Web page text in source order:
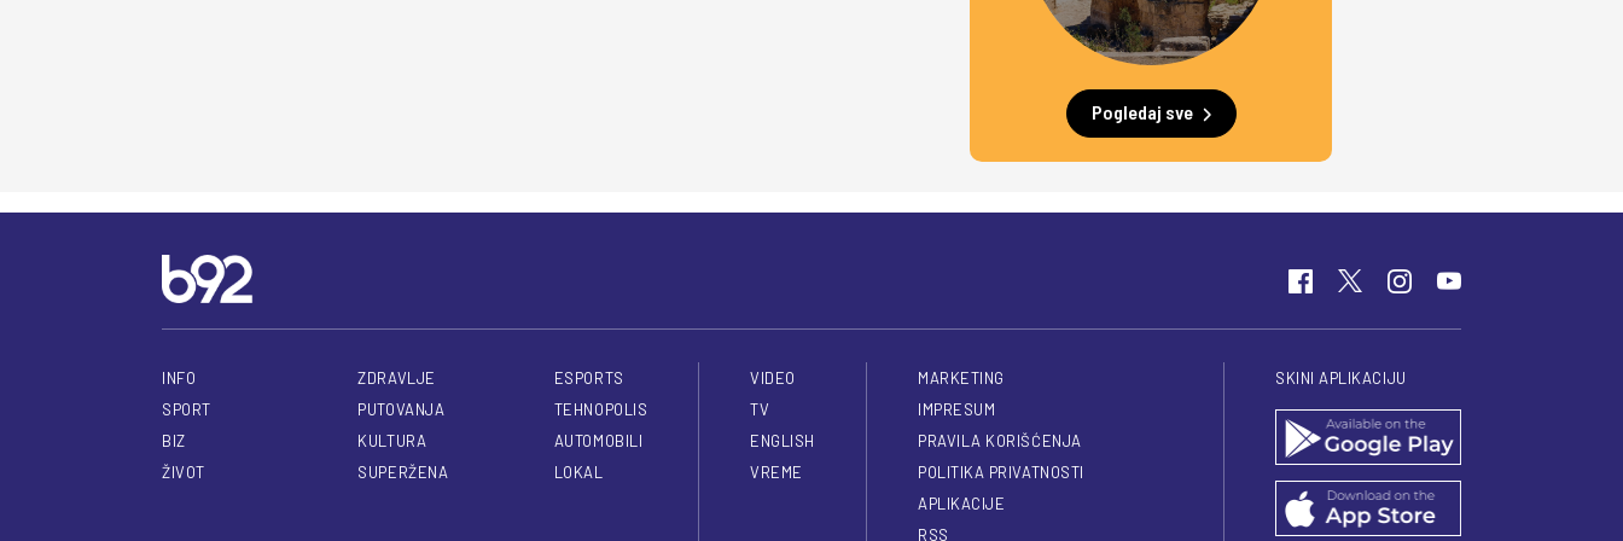
Pogledaj sve
INFO
SPORT
BIZ
ŽIVOT
ZDRAVLJE
PUTOVANJA
KULTURA
SUPERŽENA
ESPORTS
TEHNOPOLIS
AUTOMOBILI
LOKAL
VIDEO
TV
ENGLISH
VREME
MARKETING
IMPRESUM
PRAVILA KORIŠĆENJA
POLITIKA PRIVATNOSTI
APLIKACIJE
RSS
SKINI APLIKACIJU